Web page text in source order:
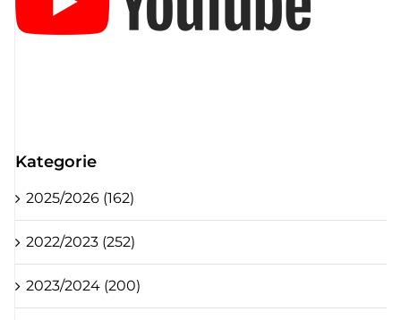
Kategorie
2025/2026 (162)
2022/2023 (252)
2023/2024 (200)